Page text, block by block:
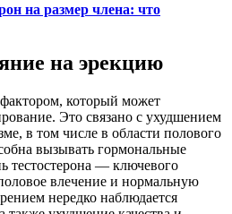
на размер члена: что
на эрекцию
который может
Это связано с ухудшением
в том числе в области полового
вызывать гормональные
тестостерона — ключевого
влечение и нормальную
нередко наблюдается